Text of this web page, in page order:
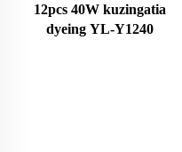
12pcs 40W kuzingatia
dyeing YL-Y1240